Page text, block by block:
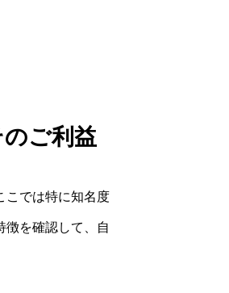
ご利益
こでは特に知名度
徴を確認して、自